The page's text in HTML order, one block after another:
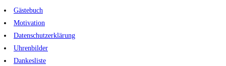
Zum
Inhalt
springen
Gästebuch
Motivation
Datenschutzerklärung
Uhrenbilder
Dankesliste